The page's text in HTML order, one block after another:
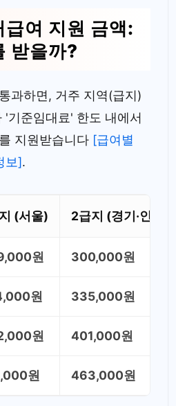
급여 지원 금액:
받을까?
과하면, 거주 지역(급지)
'기준임대료' 한도 내에서
지원받습니다 [급여별
보].
(서울) 2급지 (경기·인천)
원 300,000원
원 335,000원
원 401,000원
원 463,000원